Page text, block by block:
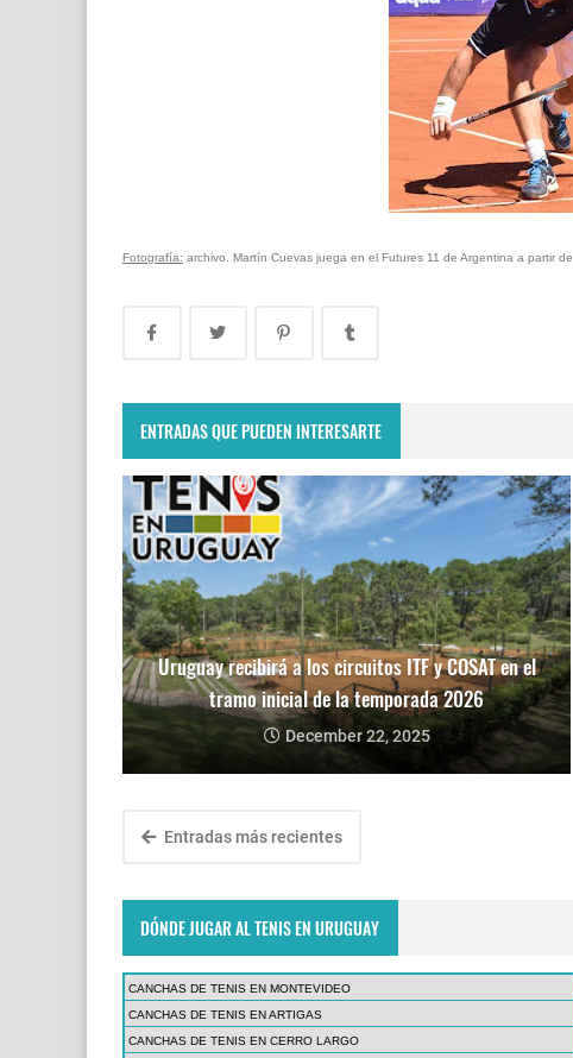
Fotografía: archivo. Martín Cuevas juega en el Futures 11 de Argentina a partir de
ENTRADAS QUE PUEDEN INTERESARTE
Uruguay recibirá a los circuitos ITF y COSAT en el
tramo inicial de la temporada 2026
December 22, 2025
Entradas más recientes
DÓNDE JUGAR AL TENIS EN URUGUAY
CANCHAS DE TENIS EN MONTEVIDEO
CANCHAS DE TENIS EN ARTIGAS
CANCHAS DE TENIS EN CERRO LARGO